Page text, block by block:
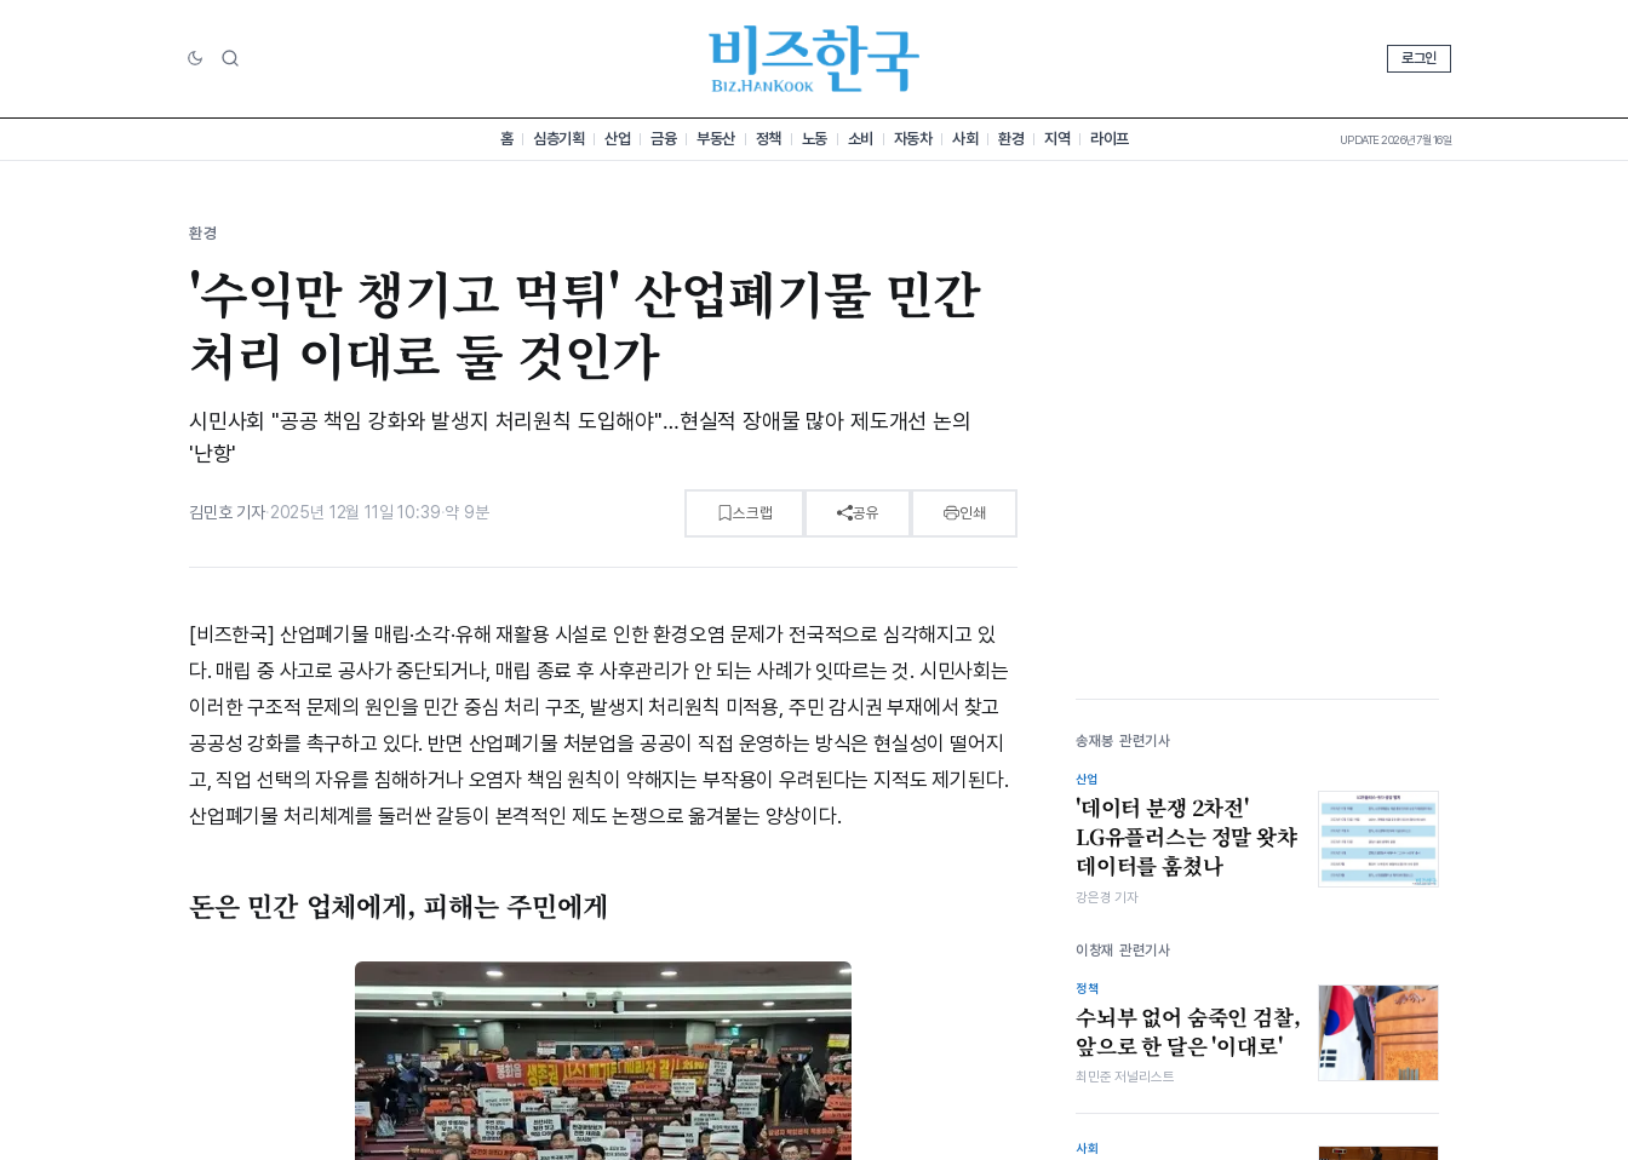
로그인
홈 심층기획 산업 금융 부동산 정책 노동 소비 자동차 사회 환경 지역 라이프 UPDATE 2026년 7월 16일
환경
'수익만 챙기고 먹튀' 산업폐기물 민간
처리 이대로 둘 것인가
시민사회 "공공 책임 강화와 발생지 처리원칙 도입해야"…현실적 장애물 많아 제도개선 논의
'난항'
김민호 기자·2025년 12월 11일 10:39·약 9분 스크랩 공유 인쇄
[비즈한국] 산업폐기물 매립·소각·유해 재활용 시설로 인한 환경오염 문제가 전국적으로 심각해지고 있
다. 매립 중 사고로 공사가 중단되거나, 매립 종료 후 사후관리가 안 되는 사례가 잇따르는 것. 시민사회는
이러한 구조적 문제의 원인을 민간 중심 처리 구조, 발생지 처리원칙 미적용, 주민 감시권 부재에서 찾고
공공성 강화를 촉구하고 있다. 반면 산업폐기물 처분업을 공공이 직접 운영하는 방식은 현실성이 떨어지
고, 직업 선택의 자유를 침해하거나 오염자 책임 원칙이 약해지는 부작용이 우려된다는 지적도 제기된다.
산업폐기물 처리체계를 둘러싼 갈등이 본격적인 제도 논쟁으로 옮겨붙는 양상이다.
돈은 민간 업체에게, 피해는 주민에게
송재봉 관련기사
산업
'데이터 분쟁 2차전'
LG유플러스는 정말 왓챠
데이터를 훔쳤나
강은경 기자
이창재 관련기사
정책
수뇌부 없어 숨죽인 검찰,
앞으로 한 달은 '이대로'
최민준 저널리스트
사회